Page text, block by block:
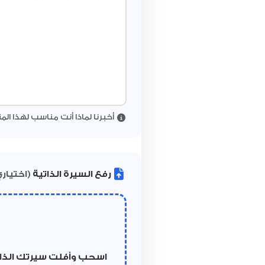
أخبرنا لماذا أنت مناسب لهذا
رفع السيرة الذاتية
اسحب وأفلت سيرتك